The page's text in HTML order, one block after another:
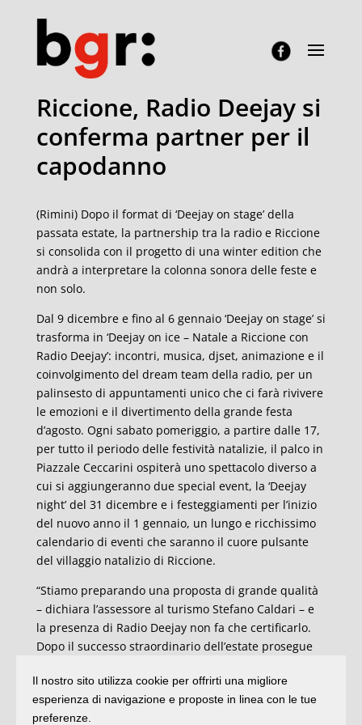
Riccione, Radio Deejay si
conferma partner per il
capodanno
(Rimini) Dopo il format di ‘Deejay on stage’ della
passata estate, la partnership tra la radio e Riccione
si consolida con il progetto di una winter edition che
andrà a interpretare la colonna sonora delle feste e
non solo.
Dal 9 dicembre e fino al 6 gennaio ‘Deejay on stage’ si
trasforma in ‘Deejay on ice – Natale a Riccione con
Radio Deejay’: incontri, musica, djset, animazione e il
coinvolgimento del dream team della radio, per un
palinsesto di appuntamenti unico che ci farà rivivere
le emozioni e il divertimento della grande festa
d’agosto. Ogni sabato pomeriggio, a partire dalle 17,
per tutto il periodo delle festività natalizie, il palco in
Piazzale Ceccarini ospiterà uno spettacolo diverso a
cui si aggiungeranno due special event, la ‘Deejay
night’ del 31 dicembre e i festeggiamenti per l’inizio
del nuovo anno il 1 gennaio, un lungo e ricchissimo
calendario di eventi che saranno il cuore pulsante
del villaggio natalizio di Riccione.
“Stiamo preparando una proposta di grande qualità
– dichiara l’assessore al turismo Stefano Caldari – e
la presenza di Radio Deejay non fa che certificarlo.
Dopo il successo straordinario dell’estate prosegue
esaurisce a fine stagione ma ci accompagna tutto
l’anno contribuendo al disegno di città che vogliamo
raccontare. ‘Deejay on ice’ va ad arricchire un
Il nostro sito utilizza cookie per offrirti una migliore
esperienza di navigazione e proposte in linea con le tue
preferenze.